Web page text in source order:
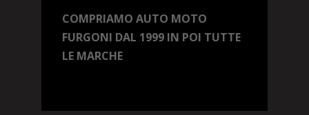
COMPRIAMO AUTO MOTO
FURGONI DAL 1999 IN POI TUTTE
LE MARCHE